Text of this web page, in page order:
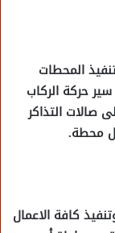
المحطات
حركة الركاب
صالات التذاكر
محطة.
كافة الاعمال